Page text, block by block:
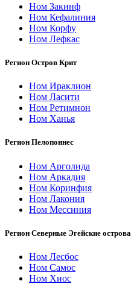
Ном Закинф
Ном Кефалиния
Ном Корфу
Ном Лефкас
Регион Остров Крит
Ном Ираклион
Ном Ласити
Ном Ретимнон
Ном Ханья
Регион Пелопоннес
Ном Арголида
Ном Аркадия
Ном Коринфия
Ном Лакония
Ном Мессиния
Регион Северные Эгейские острова
Ном Лесбос
Ном Самос
Ном Хиос